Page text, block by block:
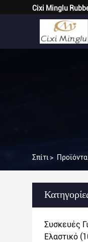
Cixi Minglu
Σπίτι > Προϊόντα
Συσκευές
Ελαστικό